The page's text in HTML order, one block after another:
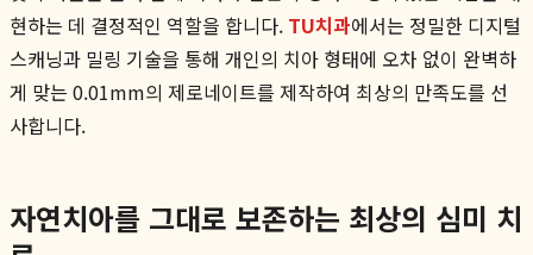
현하는 데 결정적인 역할을 합니다. TU치과에서는 정밀한 디지털
스캐닝과 밀링 기술을 통해 개인의 치아 형태에 오차 없이 완벽하
게 맞는 0.01mm의 제로네이트를 제작하여 최상의 만족도를 선
사합니다.
자연치아를 그대로 보존하는 최상의 심미 치